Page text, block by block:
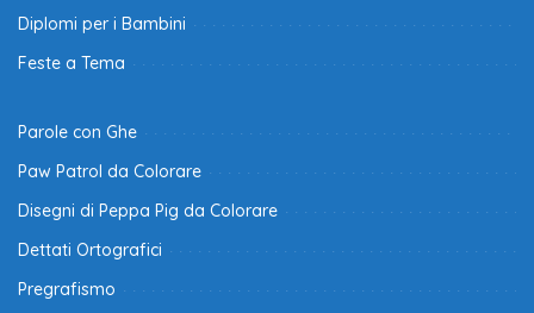
Diplomi per i Bambini
Feste a Tema
Parole con Ghe
Paw Patrol da Colorare
Disegni di Peppa Pig da Colorare
Dettati Ortografici
Pregrafismo